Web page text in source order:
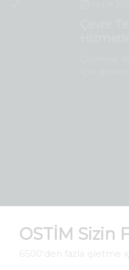
OSTİM Sizin
6500'den fazla işletme